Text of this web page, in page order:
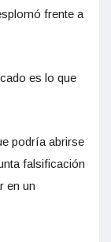
frente a
es lo que
podría abrirse
falsificación
en un